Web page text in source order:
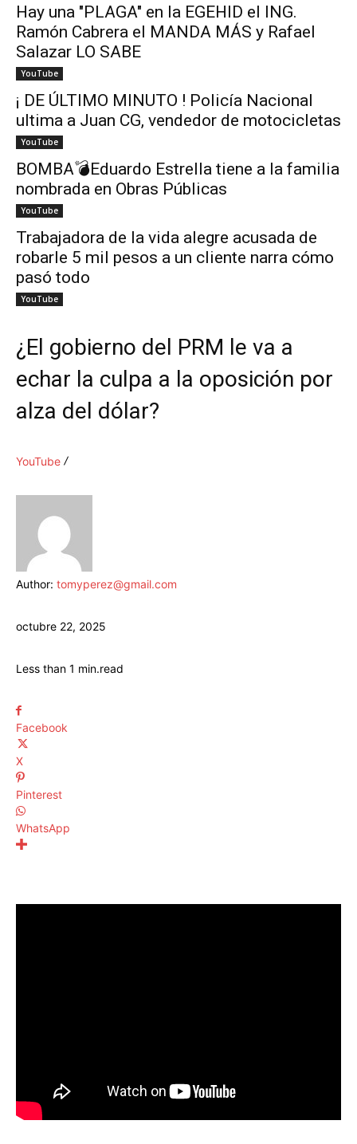
Hay una "PLAGA" en la EGEHID el ING.
Ramón Cabrera el MANDA MÁS y Rafael
Salazar LO SABE
YouTube
¡ DE ÚLTIMO MINUTO ! Policía Nacional
ultima a Juan CG, vendedor de motocicletas
YouTube
BOMBA💣Eduardo Estrella tiene a la familia
nombrada en Obras Públicas
YouTube
Trabajadora de la vida alegre acusada de
robarle 5 mil pesos a un cliente narra cómo
pasó todo
YouTube
¿El gobierno del PRM le va a
echar la culpa a la oposición por
alza del dólar?
YouTube
Author: tomyperez@gmail.com
octubre 22, 2025
Less than 1 min.read
Facebook
X
Pinterest
WhatsApp